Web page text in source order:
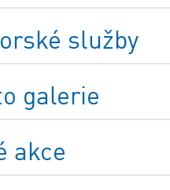
služby
galerie
akce